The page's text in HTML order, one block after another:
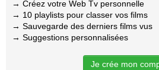
→ Créez votre Web Tv personnelle
→ 10 playlists pour classer vos films
→ Sauvegarde des derniers films vus
→ Suggestions personnalisées
Je crée mon